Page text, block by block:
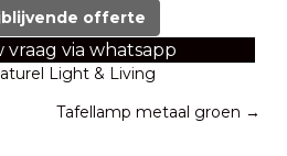
offerte
vraag via whatsapp
Light & Living
Tafellamp metaal groen →